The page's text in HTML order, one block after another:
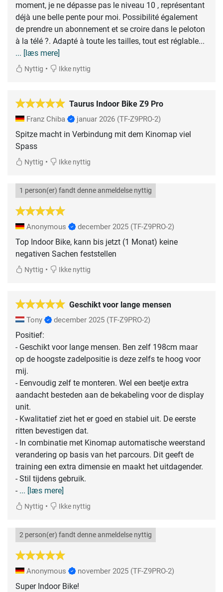
moment, je ne dépasse pas le niveau 10 , représentant
déjà une belle pente pour moi. Possibilité également
de prendre un abonnement et se croire dans le peloton
... [læs mere]
Nyttig • Ikke nyttig
Taurus Indoor Bike Z9 Pro
Franz Chiba januar 2026 (TF-Z9PRO-2)
Spitze macht in Verbindung mit dem Kinomap viel
Spass
Nyttig • Ikke nyttig
1 person(er) fandt denne anmeldelse nyttig
Anonymous december 2025 (TF-Z9PRO-2)
Top Indoor Bike, kann bis jetzt (1 Monat) keine
negativen Sachen feststellen
Nyttig • Ikke nyttig
Geschikt voor lange mensen
Tony december 2025 (TF-Z9PRO-2)
Positief:
- Geschikt voor lange mensen. Ben zelf 198cm maar
op de hoogste zadelpositie is deze zelfs te hoog voor
mij.
- Eenvoudig zelf te monteren. Wel een beetje extra
aandacht besteden aan de bekabeling voor de display
unit.
- Kwalitatief ziet het er goed en stabiel uit. De eerste
ritten bevestigen dat.
- In combinatie met Kinomap automatische weerstand
verandering op basis van het parcours. Dit geeft de
training een extra dimensie en maakt het uitdagender.
- Stil tijdens gebruik.
- ... [læs mere]
Nyttig • Ikke nyttig
2 person(er) fandt denne anmeldelse nyttig
Anonymous november 2025 (TF-Z9PRO-2)
Super Indoor Bike!